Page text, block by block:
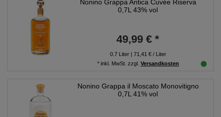
Nonino Grappa Antica Cuvée Riserva
0,7L 43% vol
49,99 € *
0.7Liter| 71,41 € / Liter
* inkl. MwSt. zzgl. Versandkosten
Nonino Grappa il Moscato Monovitigno
0,7L 41% vol